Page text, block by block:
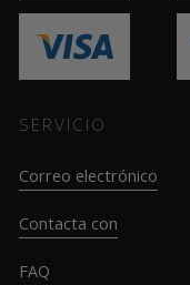
SERVICIO
Correo electrónico
Contacta con
FAQ